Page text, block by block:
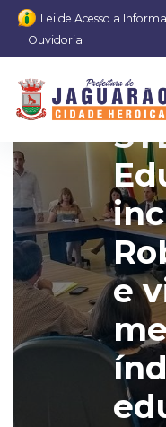
Lei de Acesso a
Ouvidoria
e